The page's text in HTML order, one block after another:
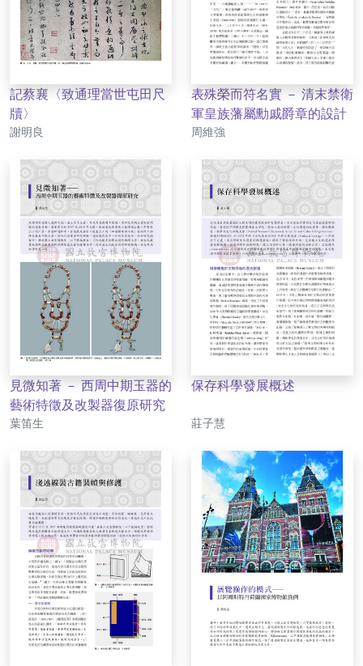
記蔡襄〈致通理當世屯田尺
牘〉
作者
謝明良
表殊榮而符名實 － 清末禁衛
軍皇族藩屬勳戚爵章的設計
作者
周維強
見微知著 － 西周中期玉器的
藝術特徵及改製器復原研究
作者
葉笛生
保存科學發展概述
作者
莊子慧